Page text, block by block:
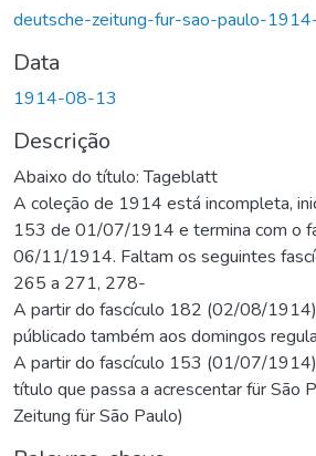
deutsche-zeitung-fur-sao-paulo-
Data
1914-08-13
Descrição
Abaixo do título: Tageblatt
A coleção de 1914 está incompleta,
153 de 01/07/1914 e termina com o
06/11/1914. Faltam os seguintes
265 a 271, 278-
A partir do fascículo 182 (02/08/
públicado também aos domingos
A partir do fascículo 153 (01/07/
título que passa a acrescentar für São
Zeitung für São Paulo)